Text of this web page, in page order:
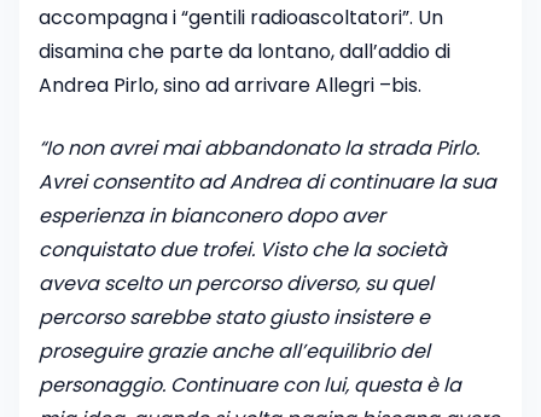
accompagna i “gentili radioascoltatori”. Un
disamina che parte da lontano, dall’addio di
Andrea Pirlo, sino ad arrivare Allegri –bis.
“Io non avrei mai abbandonato la strada Pirlo.
Avrei consentito ad Andrea di continuare la sua
esperienza in bianconero dopo aver
conquistato due trofei. Visto che la società
aveva scelto un percorso diverso, su quel
percorso sarebbe stato giusto insistere e
proseguire grazie anche all’equilibrio del
personaggio. Continuare con lui, questa è la